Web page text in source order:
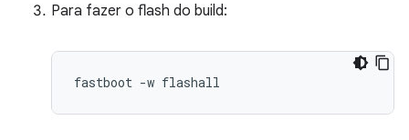
Para fazer o flash do build:
fastboot -w flashall